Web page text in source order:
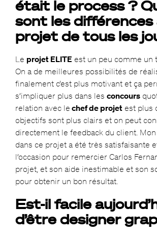
était le process ?
sont les différences
projet de tous les
Le projet ELITE est un peu comme un
On a de meilleures possibilités de
finalement c’est plus motivant et ça
s’impliquer plus dans les concours
relation avec le chef de projetest plus
objectifs sont plus clairs et on peut
directement le feedback du client.
dans ce projet a été très satisfaisante
l’occasion pour remercier Carlos
projet, et son aide inestimable et son
pour obtenir un bon résultat.
Est-il facile
d’être designer